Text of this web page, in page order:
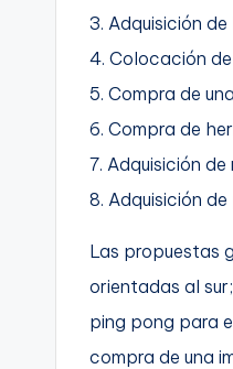
3. Adquisición
4. Colocación
5. Compra de
6. Compra de
7. Adquisición
8. Adquisición
Las propuestas
orientadas al
ping pong para
compra de una